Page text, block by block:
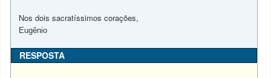
Nos dois sacratíssimos corações,
Eugênio
RESPOSTA